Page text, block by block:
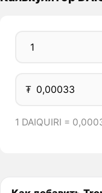
₮
1 DAIQUIRI =